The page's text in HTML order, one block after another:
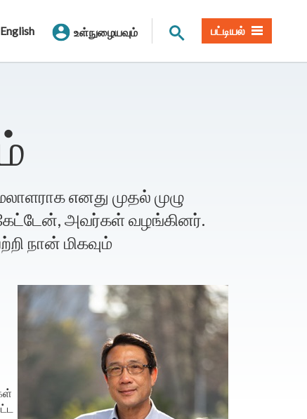
English உள்நுழையவும் தளத் தேடல்
பட்டியல்
எனது முதல் முழு
அவர்கள் வழங்கினர்.
நான் மிகவும்